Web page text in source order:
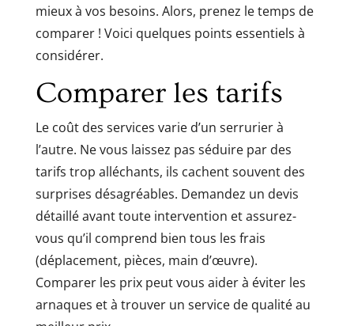
mieux à vos besoins. Alors, prenez le temps de
comparer ! Voici quelques points essentiels à
considérer.
Comparer les tarifs
Le coût des services varie d’un serrurier à
l’autre. Ne vous laissez pas séduire par des
tarifs trop alléchants, ils cachent souvent des
surprises désagréables. Demandez un devis
détaillé avant toute intervention et assurez-
vous qu’il comprend bien tous les frais
(déplacement, pièces, main d’œuvre).
Comparer les prix peut vous aider à éviter les
arnaques et à trouver un service de qualité au